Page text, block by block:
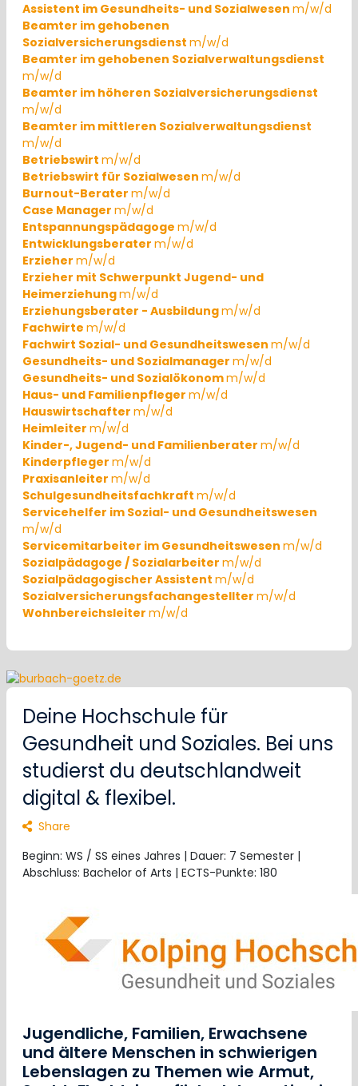
Assistent im Gesundheits- und Sozialwesen m/w/d
Beamter im gehobenen
Sozialversicherungsdienst m/w/d
Beamter im gehobenen Sozialverwaltungsdienst
m/w/d
Beamter im höheren Sozialversicherungsdienst
m/w/d
Beamter im mittleren Sozialverwaltungsdienst
m/w/d
Betriebswirt m/w/d
Betriebswirt für Sozialwesen m/w/d
Burnout-Berater m/w/d
Case Manager m/w/d
Entspannungspädagoge m/w/d
Entwicklungsberater m/w/d
Erzieher m/w/d
Erzieher mit Schwerpunkt Jugend- und
Heimerziehungm/w/d
Erziehungsberater - Ausbildungm/w/d
Fachwirte m/w/d
Fachwirt Sozial- und Gesundheitswesen m/w/d
Gesundheits- und Sozialmanager m/w/d
Gesundheits- und Sozialökonomm/w/d
Haus- und Familienpfleger m/w/d
Hauswirtschafter m/w/d
Heimleiter m/w/d
Kinder-, Jugend- und Familienberater m/w/d
Kinderpfleger m/w/d
Praxisanleiter m/w/d
Schulgesundheitsfachkraft m/w/d
Servicehelfer im Sozial- und Gesundheitswesen
m/w/d
Servicemitarbeiter im Gesundheitswesen m/w/d
Sozialpädagoge / Sozialarbeiter m/w/d
Sozialpädagogischer Assistent m/w/d
Sozialversicherungsfachangestellter m/w/d
Wohnbereichsleiter m/w/d
Deine Hochschule für
Gesundheit und Soziales. Bei uns
studierst du deutschlandweit
digital & flexibel.
Share
Beginn: WS / SS eines Jahres | Dauer: 7 Semester |
Abschluss: Bachelor of Arts | ECTS-Punkte: 180
Jugendliche, Familien, Erwachsene
und ältere Menschen in schwierigen
Lebenslagen zu Themen wie Armut,